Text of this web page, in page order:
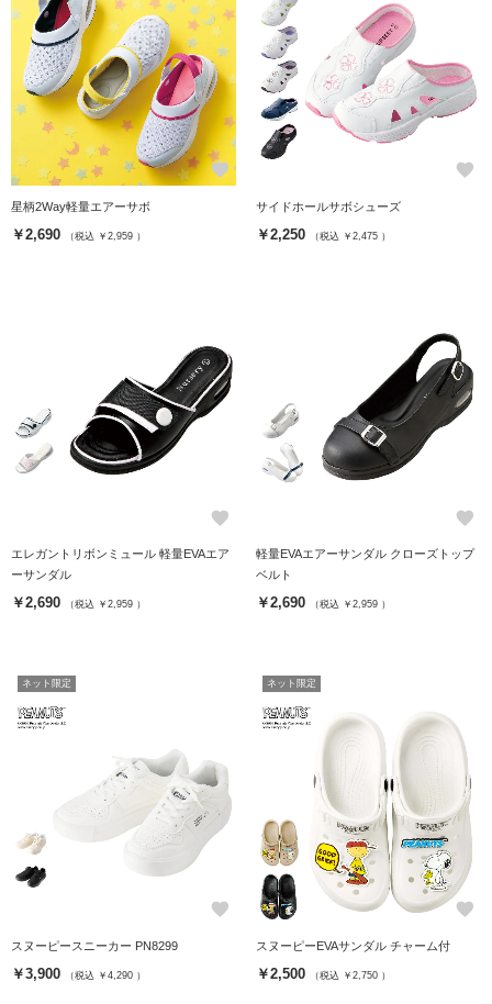
favorite
星柄2Way軽量エアーサボ
￥2,690 （税込 ￥2,959 ）
favorite
サイドホールサボシューズ
￥2,250 （税込 ￥2,475 ）
favorite
エレガントリボンミュール 軽量EVAエア
ーサンダル
￥2,690 （税込 ￥2,959 ）
favorite
軽量EVAエアーサンダル クローズトップ
ベルト
￥2,690 （税込 ￥2,959 ）
ネット限定
favorite
スヌーピースニーカー PN8299
￥3,900 （税込 ￥4,290 ）
ネット限定
favorite
スヌーピーEVAサンダル チャーム付
￥2,500 （税込 ￥2,750 ）